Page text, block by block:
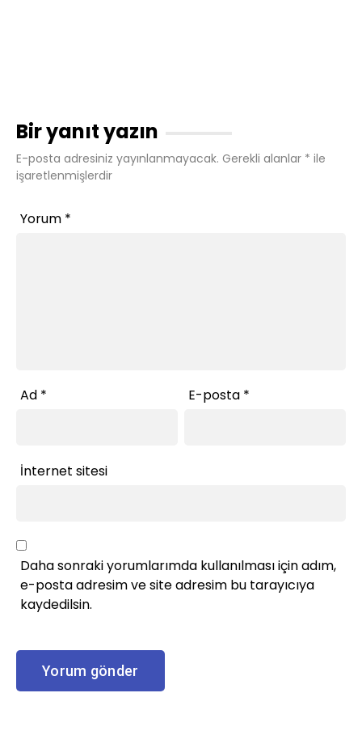
Bir yanıt yazın
E-posta adresiniz yayınlanmayacak. Gerekli alanlar * ile
işaretlenmişlerdir
Yorum *
Ad * E-posta *
İnternet sitesi
Daha sonraki yorumlarımda kullanılması için adım,
e-posta adresim ve site adresim bu tarayıcıya
kaydedilsin.